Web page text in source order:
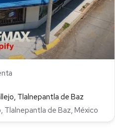
Tlalnepantla de Baz
Tlalnepantla de Baz, México